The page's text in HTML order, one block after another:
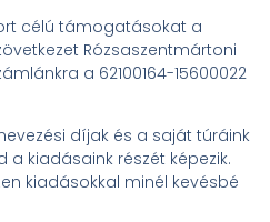
célú támogatásokat a
Rózsaszentmártoni
a 62100164-15600022
díjak és a saját túráink
kiadásaink részét képezik.
kiadásokkal minél kevésbé